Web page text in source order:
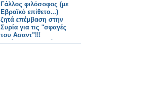
Γάλλος φιλόσοφος (με
Εβραϊκό επίθετο...)
ζητά επέμβαση στην
Συρία για τις "σφαγές
του Ασαντ"!!!
(Βγάζουν το βαρύ